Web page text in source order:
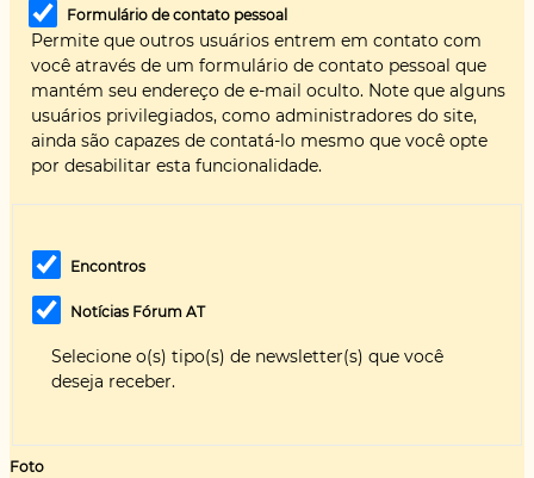
Formulário de contato pessoal
Permite que outros usuários entrem em contato com
você através de um formulário de contato pessoal que
mantém seu endereço de e-mail oculto. Note que alguns
usuários privilegiados, como administradores do site,
ainda são capazes de contatá-lo mesmo que você opte
por desabilitar esta funcionalidade.
Encontros
Notícias Fórum AT
Selecione o(s) tipo(s) de newsletter(s) que você
deseja receber.
Foto